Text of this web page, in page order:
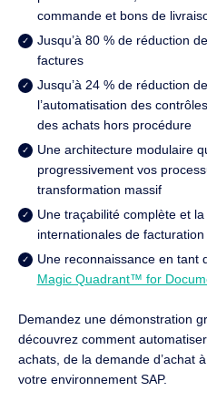
commande et bons de
Jusqu’à 80 % de réduction
factures
Jusqu’à 24 % de réduction
l’automatisation des
des achats hors procédure
Une architecture modulaire
progressivement vos
transformation massif
Une traçabilité complète et
internationales de
Une reconnaissance en tant
Magic Quadrant™ for
Demandez une démonstration
découvrez comment
achats, de la demande d’achat
votre environnement SAP.